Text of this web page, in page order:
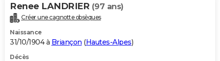
Renee LANDRIER (97 ans)
Créer une cagnotte obsèques
Naissance
31/10/1904 à Briançon (Hautes-Alpes)
Décès